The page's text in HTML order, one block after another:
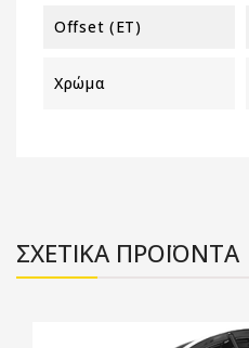
Offset (ET)
Χρώμα
ΣΧΕΤΙΚΑ ΠΡΟΪΟΝΤΑ